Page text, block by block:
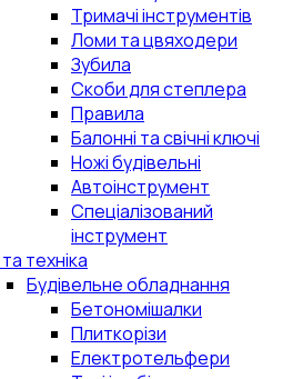
Тримачі інструментів
Ломи та цвяходери
Зубила
Скоби для степлера
Правила
Балонні та свічні ключі
Ножі будівельні
Автоінструмент
Спеціалізований
інструмент
техніка
Будівельне обладнання
Бетономішалки
Плиткорізи
Електротельфери